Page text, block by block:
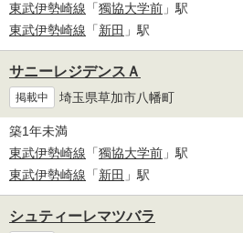
東武伊勢崎線 「獨協大学前 」駅
東武伊勢崎線 「新田 」駅
サニーレジデンスＡ
掲載中 埼玉県草加市八幡町
築1年未満
東武伊勢崎線 「獨協大学前 」駅
東武伊勢崎線 「新田 」駅
シュティーレマツバラ